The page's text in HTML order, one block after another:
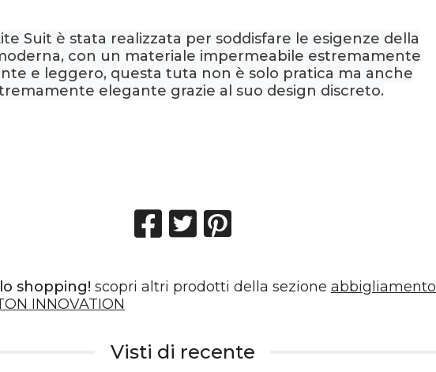
Suit è stata realizzata per soddisfare le esigenze della
con un materiale impermeabile estremamente
e leggero, questa tuta non è solo pratica ma anche
elegante grazie al suo design discreto.
shopping! scopri altri prodotti della sezione abbigliamento
INNOVATION
Visti di recente